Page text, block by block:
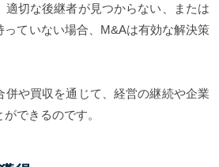
適切な後継者が見つからない、または
っていない場合、M&Aは有効な解決策
併や買収を通じて、経営の継続や企業
できるのです。